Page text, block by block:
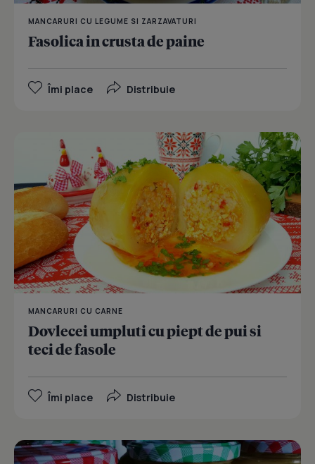
MANCARURI CU LEGUME SI ZARZAVATURI
Fasolica in crusta de paine
Îmi place Distribuie
MANCARURI CU CARNE
Dovlecei umpluti cu piept de pui si
teci de fasole
Îmi place Distribuie